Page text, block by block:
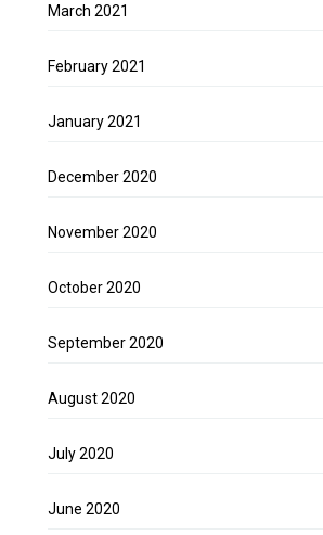
March 2021
February 2021
January 2021
December 2020
November 2020
October 2020
September 2020
August 2020
July 2020
June 2020